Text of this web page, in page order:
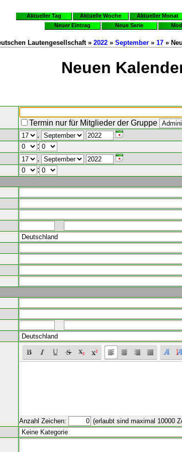
Aktueller Tag Aktuelle Woche Aktueller Monat
Neuer Eintrag
Neue Serie
Lautengesellschaft » 2022 » September » 17 »
Neuen
Termin nur für Mitglieder der Gruppe
.
:
.
:
Anzahl Zeichen: (erlaubt sind maximal 10000